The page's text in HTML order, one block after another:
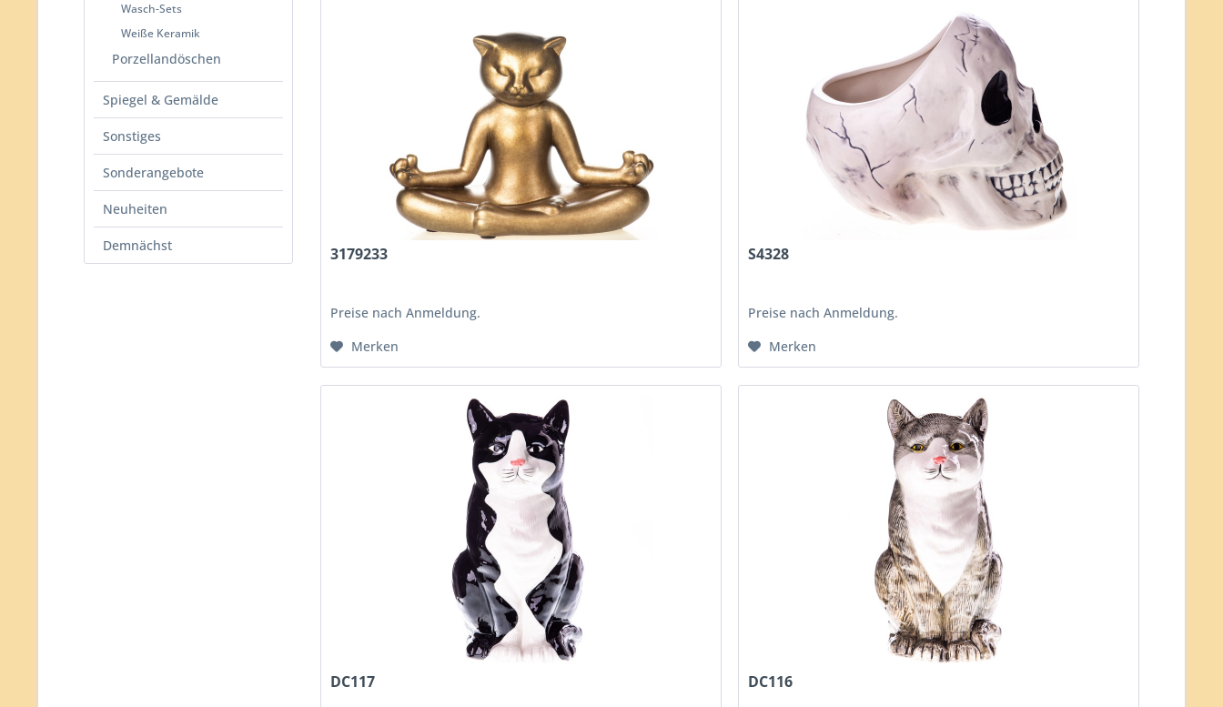
Wasch-Sets
Weiße Keramik
Porzellandöschen
Spiegel & Gemälde
Sonstiges
Sonderangebote
Neuheiten
Demnächst 3179233
Preise nach Anmeldung.
Merken
S4328
Preise nach Anmeldung.
Merken
DC117 DC116